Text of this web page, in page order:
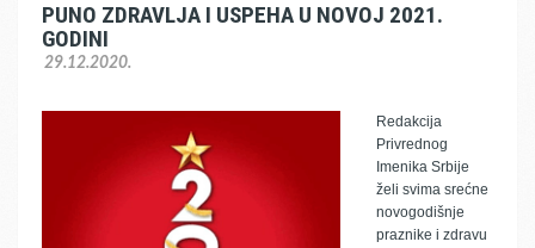
PUNO ZDRAVLJA I USPEHA U NOVOJ 2021.
GODINI
29.12.2020.
Redakcija
Privrednog
Imenika Srbije
želi svima srećne
novogodišnje
praznike i zdravu